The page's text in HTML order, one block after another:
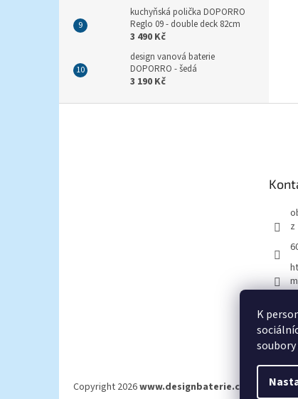
K
kuchyňská polička DOPORRO
Reglo 09 - double deck 82cm
3 490 Kč
design vanová baterie
DOPORRO - šedá
3 190 Kč
z
Copyright 2026www.designbaterie.cz . Všechna